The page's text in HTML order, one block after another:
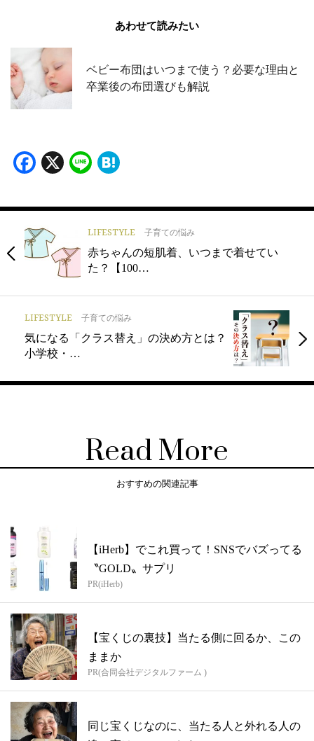
あわせて読みたい
ベビー布団はいつまで使う？必要な理由と
卒業後の布団選びも解説
Facebook
X Line
LIFESTYLE 子育ての悩み
赤ちゃんの短肌着、いつまで着せてい
た？【100…
LIFESTYLE 子育ての悩み
気になる「クラス替え」の決め方とは？
小学校・…
Read More
おすすめの関連記事
【iHerb】でこれ買って！SNSでバズってる
〝GOLD〟サプリ
PR(iHerb)
【宝くじの裏技】当たる側に回るか、この
ままか
PR(合同会社デジタルファーム )
同じ宝くじなのに、当たる人と外れる人の